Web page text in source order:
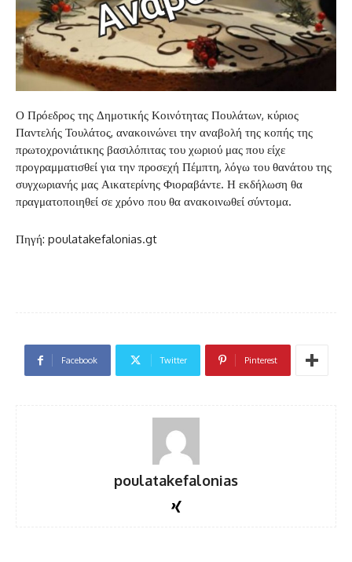
Ο Πρόεδρος της Δημοτικής Κοινότητας Πουλάτων, κύριος
Παντελής Τουλάτος, ανακοινώνει την αναβολή της κοπής της
πρωτοχρονιάτικης βασιλόπιτας του χωριού μας που είχε
προγραμματισθεί για την προσεχή Πέμπτη, λόγω του θανάτου της
συγχωριανής μας Αικατερίνης Φιοραβάντε. Η εκδήλωση θα
πραγματοποιηθεί σε χρόνο που θα ανακοινωθεί σύντομα.
Πηγή: poulatakefalonias.gt
Facebook Twitter Pinterest
poulatakefalonias